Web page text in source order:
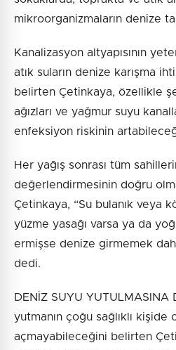
mikroorganizmaların denize
Kanalizasyon altyapısının
atık suların denize karışma
belirten Çetinkaya, özellikle
ağızları ve yağmur suyu
enfeksiyon riskinin
Her yağış sonrası tüm
değerlendirmesinin doğru
Çetinkaya, “Su bulanık veya
yüzme yasağı varsa ya da
ermişse denize girmemek
dedi.
DENİZ SUYU YUTULMASINA
yutmanın çoğu sağlıklı kişide
açmayabileceğini belirten